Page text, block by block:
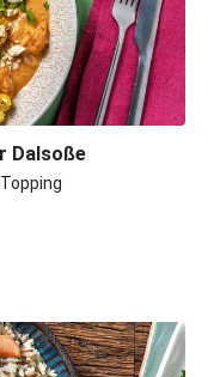
Dalsoße